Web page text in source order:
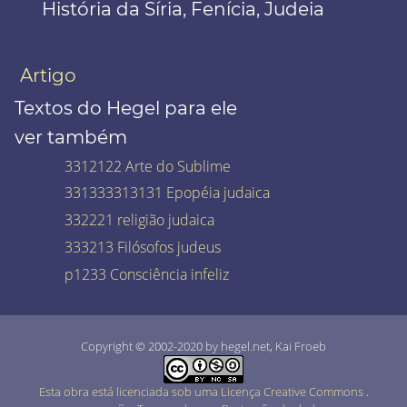
História da Síria, Fenícia, Judeia
Artigo
Textos do Hegel para ele
ver também
3312122 Arte do Sublime
331333313131 Epopéia judaica
332221 religião judaica
333213 Filósofos judeus
p1233 Consciência infeliz
Copyright © 2002-2020 by hegel.net, Kai Froeb
Esta obra está licenciada sob uma Licença Creative Commons .